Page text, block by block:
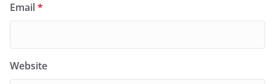
Email*
Website